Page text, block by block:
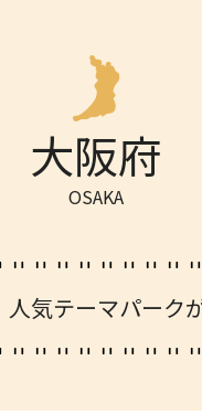
大阪府
OSAKA
人気テーマパーク